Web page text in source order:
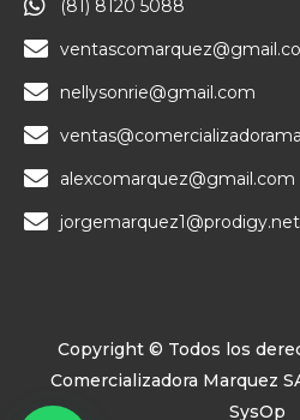
(81) 8120 5088
nellysonrie@gmail.com
alexcomarquez@gmail.com
Copyright © Todos los
Comercializadora Marquez
SysOp